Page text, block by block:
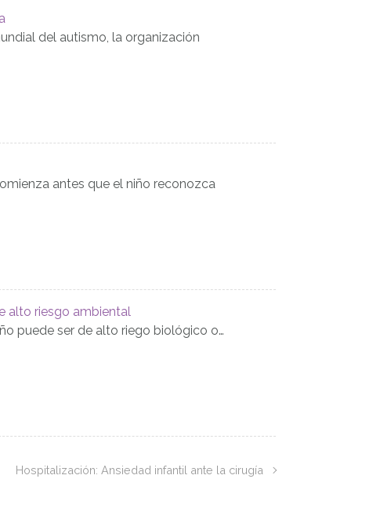
del autismo, la organización
antes que el niño reconozca
alto riesgo ambiental
puede ser de alto riego biológico o…
Hospitalización: Ansiedad infantil ante la cirugía